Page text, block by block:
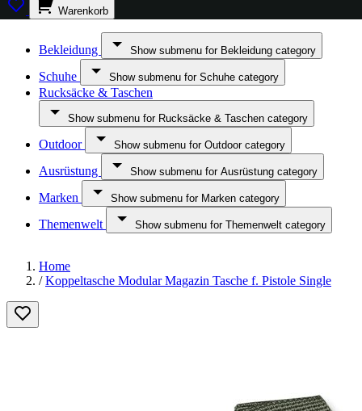
Warenkorb
Bekleidung Show submenu for Bekleidung category
Schuhe Show submenu for Schuhe category
Rucksäcke & Taschen
Show submenu for Rucksäcke & Taschen category
Outdoor Show submenu for Outdoor category
Ausrüstung Show submenu for Ausrüstung category
Marken Show submenu for Marken category
Themenwelt Show submenu for Themenwelt category
Home
/ Koppeltasche Modular Magazin Tasche f. Pistole Single